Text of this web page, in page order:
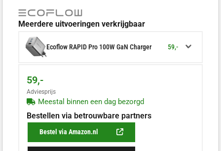
Meerdere uitvoeringen verkrijgbaar
Ecoflow RAPID Pro 100W GaN Charger 59,-
59,-
Adviesprijs
Meestal binnen een dag bezorgd
Bestellen via betrouwbare partners
Bestel via Amazon.nl